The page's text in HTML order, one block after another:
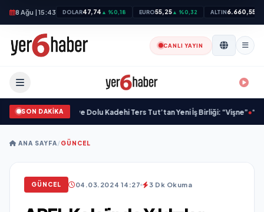
8 Ağu | 15:43 DOLAR47,74 ▲ %0,18 EURO55,25▲ %0,32 ALTIN6.660,55
CANLI YAYIN
SON DAKİKA
•M Lisa ve Dolu Kadehi Ters Tut’tan Yeni İş Birliği: “Vişne”•“Düğün
ANA SAYFA/GÜNCEL
GÜNCEL 04.03.2024 14:27 3 Dk Okuma